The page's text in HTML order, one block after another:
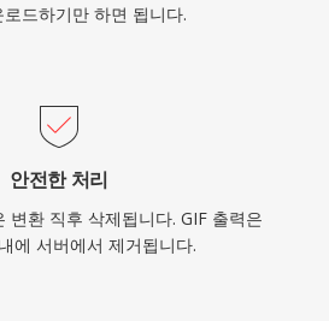
드하기만 하면 됩니다.
안전한 처리
변환 직후 삭제됩니다. GIF 출력은
에 서버에서 제거됩니다.